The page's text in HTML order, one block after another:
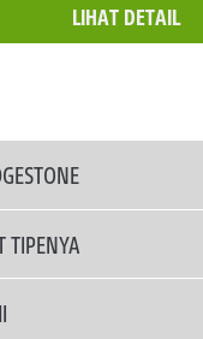
LIHAT DETAIL
TIPENYA